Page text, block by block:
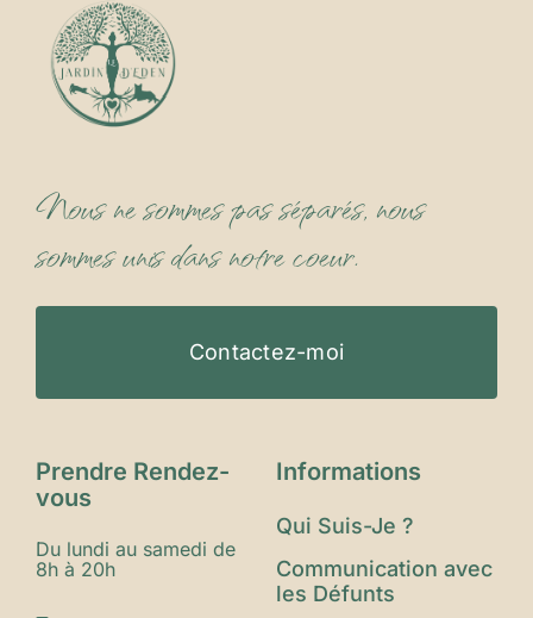
Nous ne sommes pas séparés, nous
sommes unis dans notre coeur.
Contactez-moi
Prendre Rendez-
vous
Du lundi au samedi de
8h à 20h
Informations
Qui Suis-Je ?
Communication avec
les Défunts